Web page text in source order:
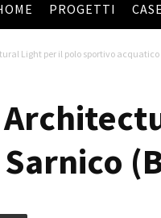
PROGETTI
Light per il polo sportivo acquatico